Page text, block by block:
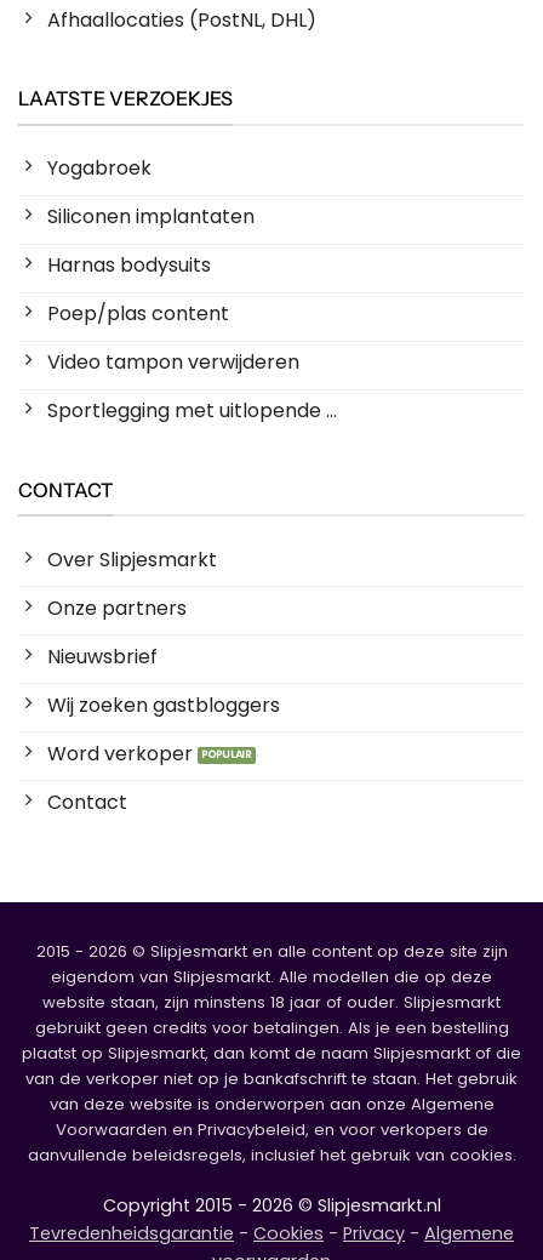
Afhaallocaties (PostNL, DHL)
LAATSTE VERZOEKJES
Yogabroek
Siliconen implantaten
Harnas bodysuits
Poep/plas content
Video tampon verwijderen
Sportlegging met uitlopende ...
CONTACT
Over Slipjesmarkt
Onze partners
Nieuwsbrief
Wij zoeken gastbloggers
Word verkoper
Contact
2015 - 2026 © Slipjesmarkt en alle content op deze site zijn
eigendom van Slipjesmarkt. Alle modellen die op deze
website staan, zijn minstens 18 jaar of ouder. Slipjesmarkt
gebruikt geen credits voor betalingen. Als je een bestelling
plaatst op Slipjesmarkt, dan komt de naam Slipjesmarkt of die
van de verkoper niet op je bankafschrift te staan. Het gebruik
van deze website is onderworpen aan onze Algemene
Voorwaarden en Privacybeleid, en voor verkopers de
aanvullende beleidsregels, inclusief het gebruik van cookies.
Copyright 2015 - 2026 © Slipjesmarkt.nl
Tevredenheidsgarantie - Cookies - Privacy - Algemene